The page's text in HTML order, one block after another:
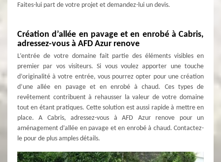
Faites-lui part de votre projet et demandez-lui un devis.
Création d’allée en pavage et en enrobé à Cabris,
adressez-vous à AFD Azur renove
L’entrée de votre domaine fait partie des éléments visibles en
premier par vos visiteurs. Si vous voulez apporter une touche
d’originalité à votre entrée, vous pourrez opter pour une création
d’une allée en pavage et en enrobé à chaud. Ces types de
revêtement contribuent à rehausser la valeur de votre domaine
tout en étant pratiques. Cette solution est aussi rapide à mettre en
place. A Cabris, adressez-vous à AFD Azur renove pour un
aménagement d’allée en pavage et en enrobé à chaud. Contactez-
le pour de plus amples détails.